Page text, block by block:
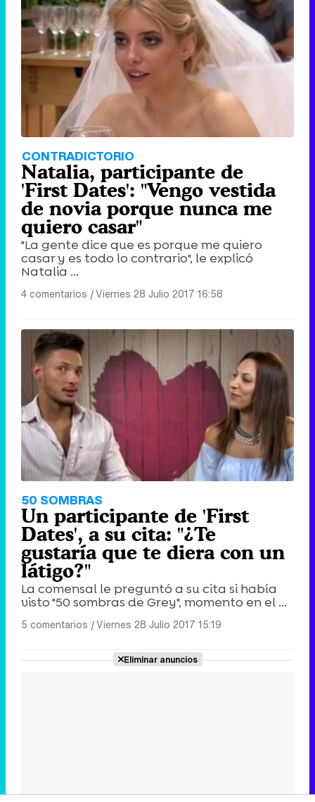
CONTRADICTORIO
Natalia, participante de
'First Dates': "Vengo vestida
de novia porque nunca me
quiero casar"
"La gente dice que es porque me quiero
casar y es todo lo contrario", le explicó
Natalia ...
4 comentarios |Viernes 28 Julio 2017 16:58
50 SOMBRAS
Un participante de 'First
Dates', a su cita: "¿Te
gustaría que te diera con un
látigo?"
La comensal le preguntó a su cita si había
visto "50 sombras de Grey", momento en el ...
5 comentarios |Viernes 28 Julio 2017 15:19
Eliminar anuncios